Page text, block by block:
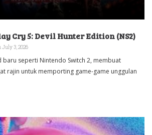
Cry 5: Devil Hunter Edition (NS2)
July 3, 2026
seperti Nintendo Switch 2, membuat
rajin untuk memporting game-game unggulan